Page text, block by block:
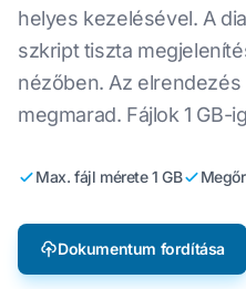
helyes kezelésével. A
szkript tiszta
nézőben. Az elrendezés
megmarad. Fájlok 1 GB-
Max. fájl mérete 1 GB
Dokumentum fordítása